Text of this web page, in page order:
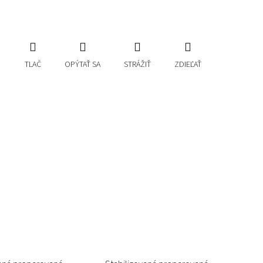
TLAČ OPÝTAŤ SA STRÁŽIŤ ZDIEĽAŤ